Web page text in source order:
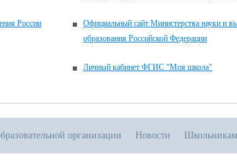
России
Официальный сайт Министерства науки и
образования Российской Федерации
Личный кабинет ФГИС "Моя школа"
организации Новости Школьникам